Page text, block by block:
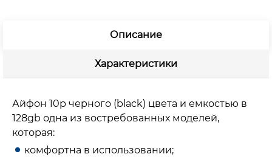
Описание
Характеристики
Айфон 10р черного (black) цвета и емкостью в
128gb одна из востребованных моделей,
которая:
комфортна в использовании;